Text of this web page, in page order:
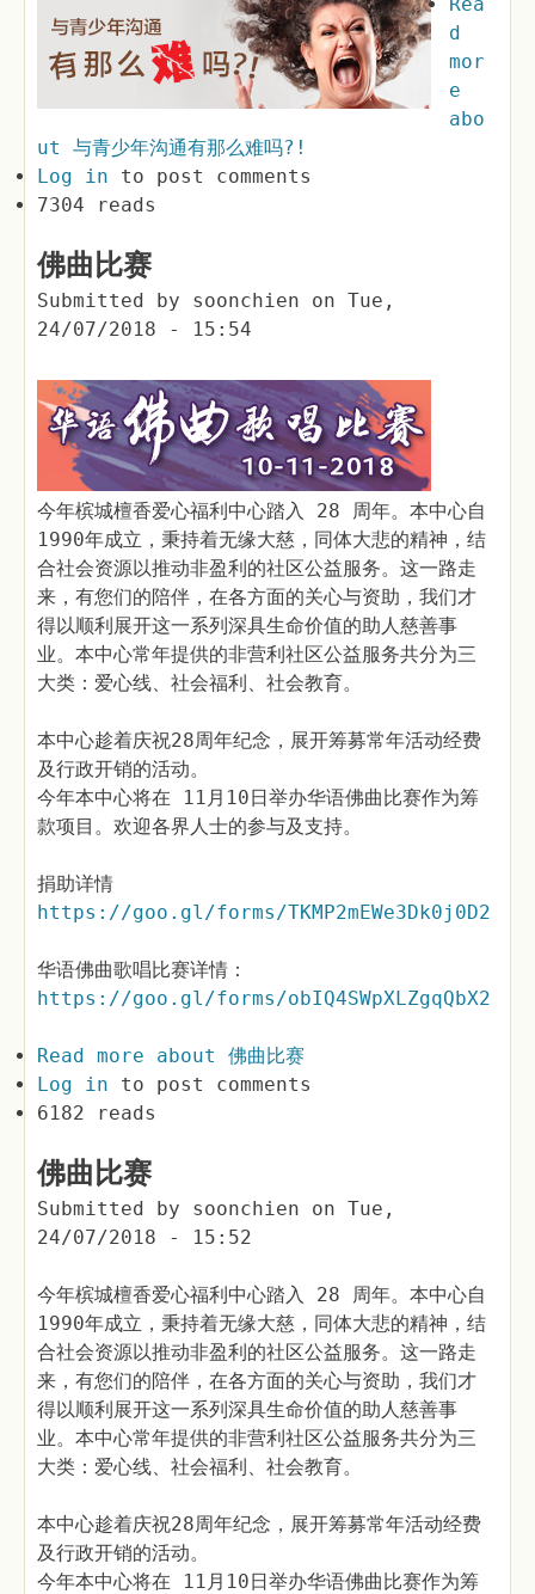
d
mor
e
abo
ut 与青少年沟通有那么难吗?!
Log in to post comments
7304 reads
佛曲比赛
Submitted by soonchien on Tue,
24/07/2018 - 15:54
今年槟城檀香爱心福利中心踏入 28 周年。本中心自
1990年成立，秉持着无缘大慈，同体大悲的精神，结
合社会资源以推动非盈利的社区公益服务。这一路走
来，有您们的陪伴，在各方面的关心与资助，我们才
得以顺利展开这一系列深具生命价值的助人慈善事
业。本中心常年提供的非营利社区公益服务共分为三
大类：爱心线、社会福利、社会教育。
本中心趁着庆祝28周年纪念，展开筹募常年活动经费
及行政开销的活动。
今年本中心将在 11月10日举办华语佛曲比赛作为筹
款项目。欢迎各界人士的参与及支持。
捐助详情
https://goo.gl/forms/TKMP2mEWe3Dk0j0D2
华语佛曲歌唱比赛详情：
https://goo.gl/forms/obIQ4SWpXLZgqQbX2
Read more about 佛曲比赛
Log in to post comments
6182 reads
佛曲比赛
Submitted by soonchien on Tue,
24/07/2018 - 15:52
今年槟城檀香爱心福利中心踏入 28 周年。本中心自
1990年成立，秉持着无缘大慈，同体大悲的精神，结
合社会资源以推动非盈利的社区公益服务。这一路走
来，有您们的陪伴，在各方面的关心与资助，我们才
得以顺利展开这一系列深具生命价值的助人慈善事
业。本中心常年提供的非营利社区公益服务共分为三
大类：爱心线、社会福利、社会教育。
本中心趁着庆祝28周年纪念，展开筹募常年活动经费
及行政开销的活动。
今年本中心将在 11月10日举办华语佛曲比赛作为筹